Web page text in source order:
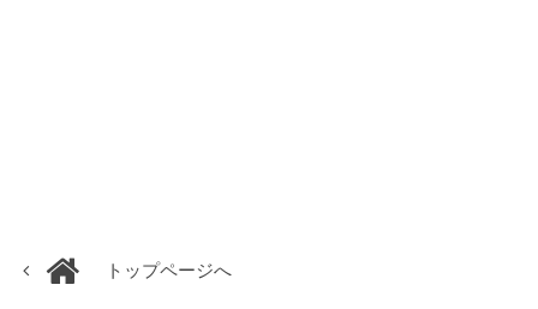
トップページへ